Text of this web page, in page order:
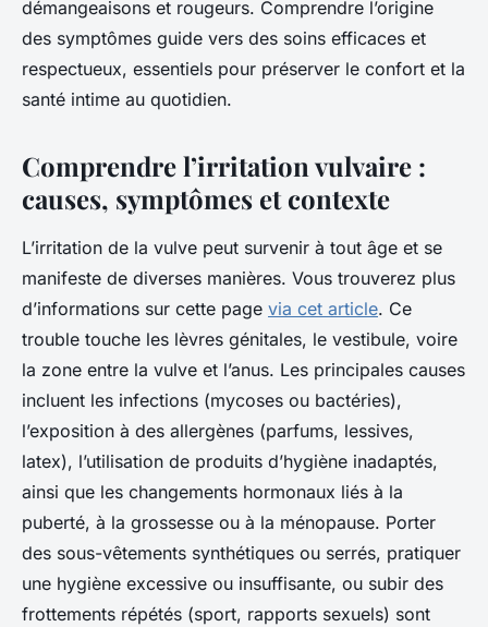
démangeaisons et rougeurs. Comprendre l’origine
des symptômes guide vers des soins efficaces et
respectueux, essentiels pour préserver le confort et la
santé intime au quotidien.
Comprendre l’irritation vulvaire :
causes, symptômes et contexte
L’irritation de la vulve peut survenir à tout âge et se
manifeste de diverses manières. Vous trouverez plus
d’informations sur cette page via cet article. Ce
trouble touche les lèvres génitales, le vestibule, voire
la zone entre la vulve et l’anus. Les principales causes
incluent les infections (mycoses ou bactéries),
l’exposition à des allergènes (parfums, lessives,
latex), l’utilisation de produits d’hygiène inadaptés,
ainsi que les changements hormonaux liés à la
puberté, à la grossesse ou à la ménopause. Porter
des sous-vêtements synthétiques ou serrés, pratiquer
une hygiène excessive ou insuffisante, ou subir des
frottements répétés (sport, rapports sexuels) sont